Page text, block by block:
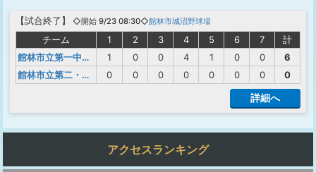
【試合終了 】 ◇開始 9/23 08:30◇館林市城沼野球場
チーム 1 2 3 4 5 6 7
計
館林市立第一中学校
1 0 0 4 1 0 0
6
館林市立第二・第三・多々良中学校
0 0 0 0 0 0 0 0
詳細へ
アクセスランキング